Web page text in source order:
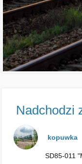
Nadchodzi
kopuwka
SD85-011